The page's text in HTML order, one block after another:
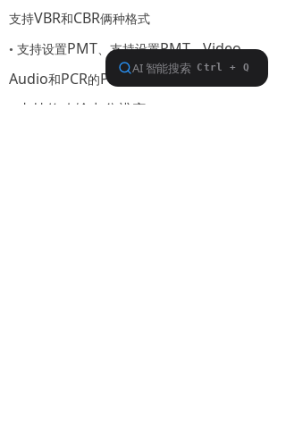
支持VBR和 CBR俩种格式
• 支持设置PMT、支持设置PMT、Video、
Audio和 PCR的PID
支持修改输出分辨率